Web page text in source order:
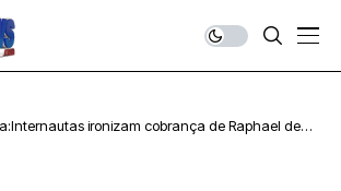
ironizam cobrança de Raphael de